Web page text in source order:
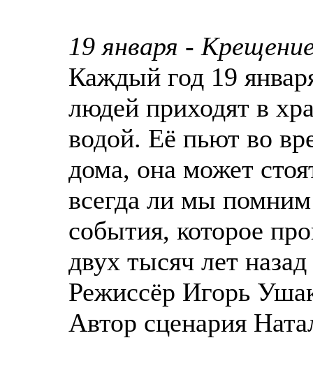
19 января -
Каждый год 19
людей приходят в
водой. Её пьют во
дома, она может
всегда ли мы
события, которое
двух тысяч лет
Режиссёр Игорь
Автор сценария